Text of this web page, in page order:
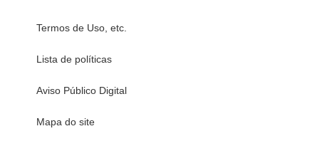
Termos de Uso, etc.
Lista de políticas
Aviso Público Digital
Mapa do site